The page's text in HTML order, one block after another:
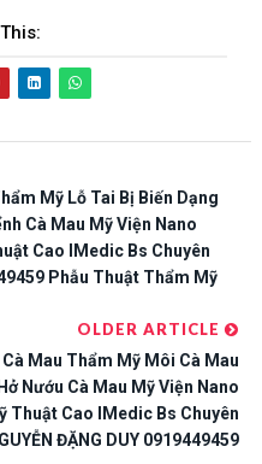
Mỹ Lỗ Tai Bị Biến Dạng
Cà Mau Mỹ Viện Nano
Cao IMedic Bs Chuyên
Phẫu Thuật Thẩm Mỹ
OLDER ARTICLE
Mau Thẩm Mỹ Môi Cà Mau
Nướu Cà Mau Mỹ Viện Nano
Thuật Cao IMedic Bs Chuyên
ĐẶNG DUY 0919449459